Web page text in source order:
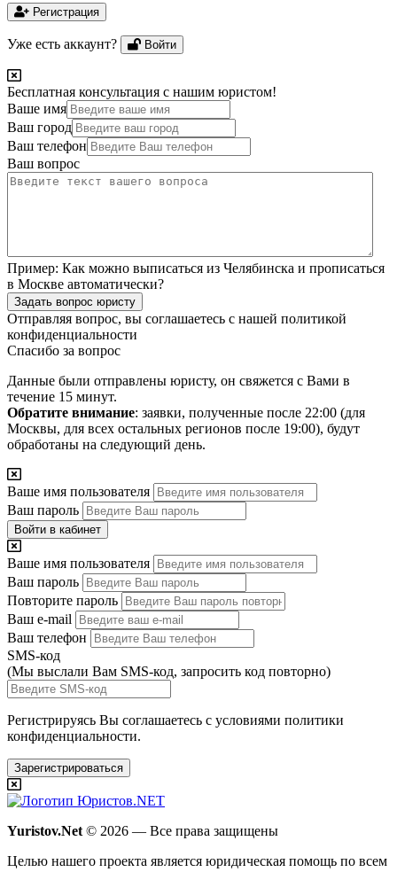
Регистрация
Уже есть аккаунт? Войти
Бесплатная консультация с нашим юристом!
Ваше имя
Ваш город
Ваш телефон
Ваш вопрос
Пример: Как можно выписаться из Челябинска и прописаться
в Москве автоматически?
Задать вопрос юристу
Отправляя вопрос, вы соглашаетесь с нашей политикой
конфиденциальности
Спасибо за вопрос
Данные были отправлены юристу, он свяжется с Вами в
течение 15 минут.
Обратите внимание: заявки, полученные после 22:00 (для
Москвы, для всех остальных регионов после 19:00), будут
обработаны на следующий день.
Ваше имя пользователя
Ваш пароль
Войти в кабинет
Ваше имя пользователя
Ваш пароль
Повторите пароль
Ваш e-mail
Ваш телефон
SMS-код
(Мы выслали Вам SMS-код, запросить код повторно)
Регистрируясь Вы соглашаетесь с условиями политики
конфиденциальности.
Зарегистрироваться
Yuristov.Net © 2026 — Все права защищены
Целью нашего проекта является юридическая помощь по всем